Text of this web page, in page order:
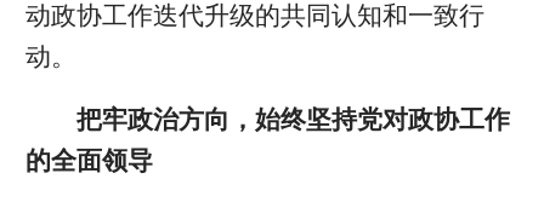
动政协工作迭代升级的共同认知和一致行
动。
把牢政治方向，始终坚持党对政协工作
的全面领导